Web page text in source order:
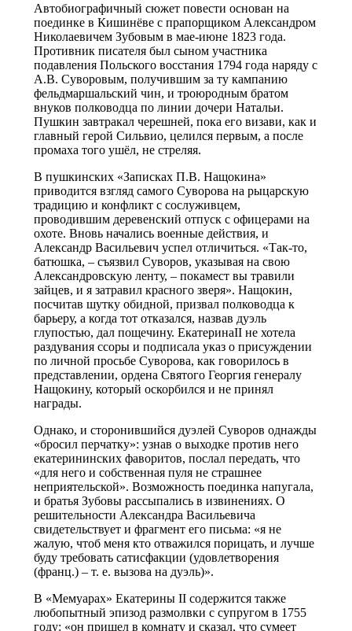
Автобиографичный сюжет повести основан на
поединке в Кишинёве с прапорщиком Александром
Николаевичем Зубовым в мае-июне 1823 года.
Противник писателя был сыном участника
подавления Польского восстания 1794 года наряду с
А.В. Суворовым, получившим за ту кампанию
фельдмаршальский чин, и троюродным братом
внуков полководца по линии дочери Натальи.
Пушкин завтракал черешней, пока его визави, как и
главный герой Сильвио, целился первым, а после
промаха того ушёл, не стреляя.
В пушкинских «Записках П.В. Нащокина»
приводится взгляд самого Суворова на рыцарскую
традицию и конфликт с сослуживцем,
проводившим деревенский отпуск с офицерами на
охоте. Вновь начались военные действия, и
Александр Васильевич успел отличиться. «Так-то,
батюшка, – съязвил Суворов, указывая на свою
Александровскую ленту, – покамест вы травили
зайцев, и я затравил красного зверя». Нащокин,
посчитав шутку обидной, призвал полководца к
барьеру, а когда тот отказался, назвав дуэль
глупостью, дал пощечину. ЕкатеринаII не хотела
раздувания ссоры и подписала указ о присуждении
по личной просьбе Суворова, как говорилось в
представлении, ордена Святого Георгия генералу
Нащокину, который оскорбился и не принял
награды.
Однако, и сторонившийся дуэлей Суворов однажды
«бросил перчатку»: узнав о выходке против него
екатерининских фаворитов, послал передать, что
«для него и собственная пуля не страшнее
неприятельской». Возможность поединка напугала,
и братья Зубовы рассыпались в извинениях. О
решительности Александра Васильевича
свидетельствует и фрагмент его письма: «я не
жалую, чтоб меня кто отважился порицать, и лучше
буду требовать сатисфакции (удовлетворения
(франц.) – т. е. вызова на дуэль)».
В «Мемуарах» Екатерины II содержится также
любопытный эпизод размолвки с супругом в 1755
году: «он пришел в комнату и сказал, что сумеет